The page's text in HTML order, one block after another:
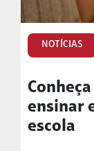
NOTÍCIAS
ensinar
escola